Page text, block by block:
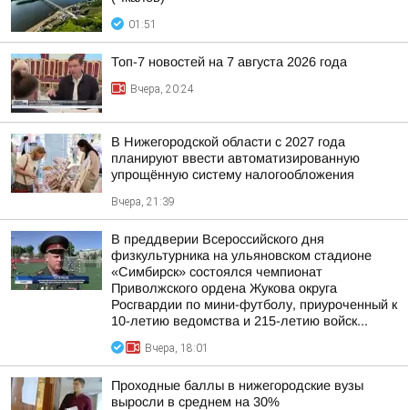
01:51
Топ-7 новостей на 7 августа 2026 года
Вчера, 20:24
В Нижегородской области с 2027 года
планируют ввести автоматизированную
упрощённую систему налогообложения
Вчера, 21:39
В преддверии Всероссийского дня
физкультурника на ульяновском стадионе
«Симбирск» состоялся чемпионат
Приволжского ордена Жукова округа
Росгвардии по мини-футболу, приуроченный к
10-летию ведомства и 215-летию войск...
Вчера, 18:01
Проходные баллы в нижегородские вузы
выросли в среднем на 30%